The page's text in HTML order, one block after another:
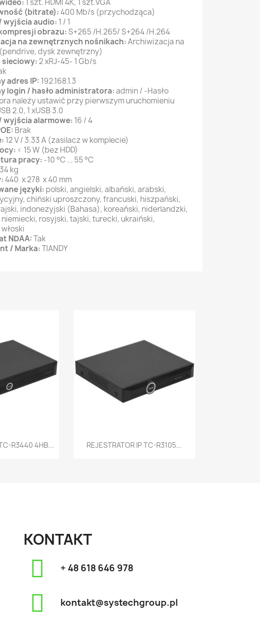
1 szt. HDMI 4K, 1 szt.VGA
(bitrate):400 Mb/s (przychodząca)
wyjścia audio: 1 / 1
obrazu:S+265 /H.265/ S+264 /H.264
na zewnętrznych nośnikach:Archiwizacja na
dysk zewnętrzny)
2 xRJ-45- 1 Gb/s
adres IP: 192.168.1.3
login / hasło administratora:admin / -Hasło
należy ustawić przy pierwszym uruchomieniu
2.0, 1 xUSB 3.0
wyjścia alarmowe: 16 / 4
Brak
12 V / 3.33 A (zasilacz w komplecie)
< 15 W (bez HDD)
pracy: -10 °C ... 55 °C
kg
440 x 278 x 40 mm
języki: polski, angielski, albański, arabski,
chiński uproszczony, francuski, hiszpański,
indonezyjski (Bahasa), koreański, niderlandzki,
rosyjski, tajski, turecki, ukraiński,
NDAA:Tak
/ Marka:TIANDY
R3440 4HB... Szybki podgląd
REJESTRATOR IP TC-R3105...
KONTAKT
+ 48 618 646 978
kontakt@systechgroup.pl